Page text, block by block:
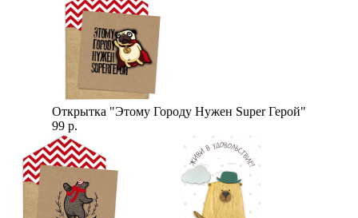
Открытка "Этому Городу Нужен Super Герой"
99 р.